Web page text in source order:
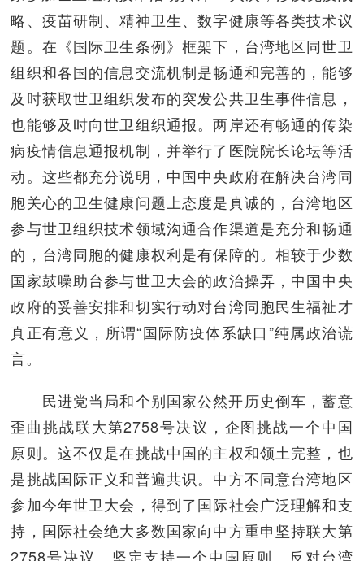
略、疫苗研制、精神卫生、数字健康等各类技术议
题。在《国际卫生条例》框架下，台湾地区同世卫
组织和各国的信息交流机制是畅通和完善的，能够
及时获取世卫组织发布的突发公共卫生事件信息，
也能够及时向世卫组织通报。两岸还有畅通的传染
病疫情信息通报机制，并举行了医院院长论坛等活
动。这些都充分说明，中国中央政府在解决台湾同
胞关心的卫生健康问题上态度是真诚的，台湾地区
参与世卫组织技术领域沟通合作渠道是充分和畅通
的，台湾同胞的健康权利是有保障的。相较于少数
国家鼓噪助台参与世卫大会的政治操弄，中国中央
政府的妥善安排和切实行动对台湾同胞民生福祉才
真正有意义，所谓“国际防疫体系缺口”纯属政治谎
言。
民进党当局和个别国家公然开历史倒车，蓄意
歪曲挑战联大第2758号决议，企图挑战一个中国
原则。这不仅是在挑战中国的主权和领土完整，也
是挑战国际正义和普遍共识。中方不同意台湾地区
参加今年世卫大会，得到了国际社会广泛理解和支
持，国际社会绝大多数国家向中方重申坚持联大第
2758号决议、坚定支持一个中国原则、反对台湾